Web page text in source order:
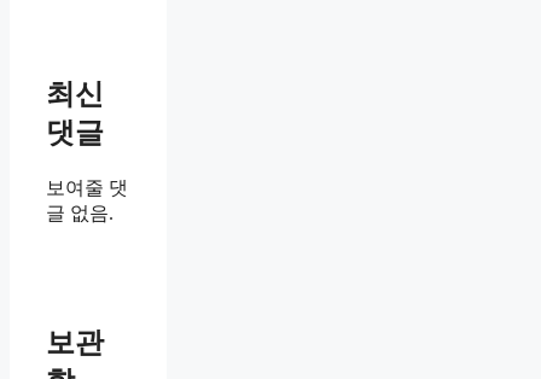
최신
댓글
보여줄 댓
글 없음.
보관